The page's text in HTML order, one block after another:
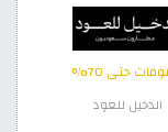
حتى 70%
الدخيل للعود